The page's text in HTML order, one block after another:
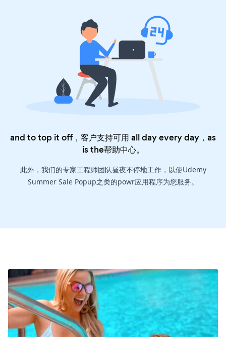
and to top it off，客户支持可用 all day every day，as
is the帮助中心。
此外，我们的专家工程师团队昼夜不停地工作，以使Udemy
Summer Sale Popup之类的powr应用程序为您服务。